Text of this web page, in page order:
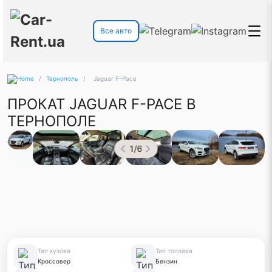
Все авто
/ Тернополь / Jaguar F-Pace
ПРОКАТ JAGUAR F-PACE В
ТЕРНОПОЛЕ
1/6
Тип кузова
Кроссовер
Тип топлива
Бензин